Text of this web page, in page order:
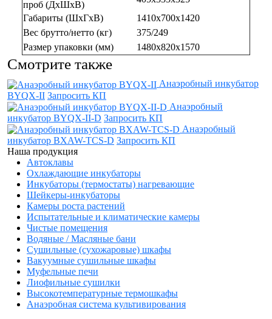
проб (ДхШхВ)
Габариты (ШхГхВ)
1410х700х1420
Вес брутто/нетто (кг)
375/249
Размер упаковки (мм)
1480х820х1570
Смотрите также
Анаэробный инкубатор
BYQX-II Запросить КП
Анаэробный
инкубатор BYQX-II-D Запросить КП
Анаэробный
инкубатор BXAW-TCS-D Запросить КП
Наша продукция
Автоклавы
Охлаждающие инкубаторы
Инкубаторы (термостаты) нагревающие
Шейкеры-инкубаторы
Камеры роста растений
Испытательные и климатические камеры
Чистые помещения
Водяные / Масляные бани
Сушильные (сухожаровые) шкафы
Вакуумные сушильные шкафы
Муфельные печи
Лиофильные сушилки
Высокотемпературные термошкафы
Анаэробная система культивирования